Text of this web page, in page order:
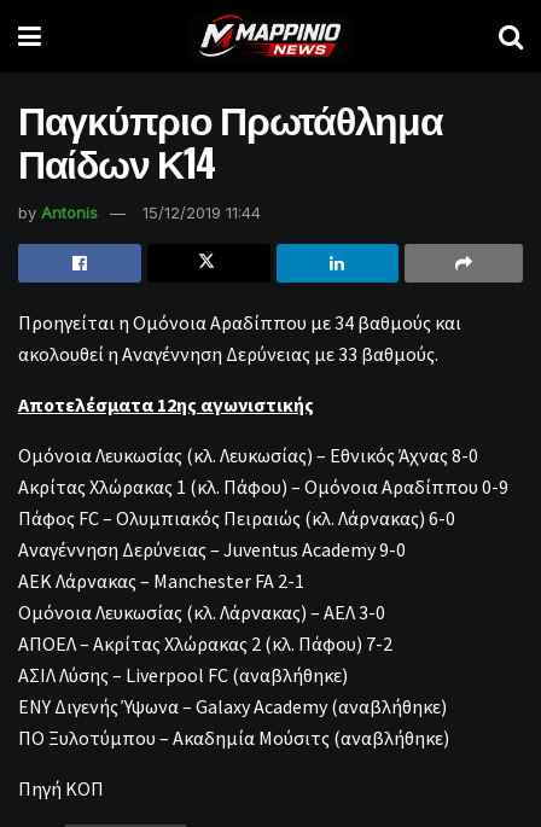
Παγκύπριο Πρωτάθλημα
Παίδων Κ14
by Antonis 15/12/2019 11:44
Προηγείται η Ομόνοια Αραδίππου με 34 βαθμούς και
ακολουθεί η Αναγέννηση Δερύνειας με 33 βαθμούς.
Αποτελέσματα 12ης αγωνιστικής
Ομόνοια Λευκωσίας (κλ. Λευκωσίας) – Εθνικός Άχνας 8-0
Ακρίτας Χλώρακας 1 (κλ. Πάφου) – Ομόνοια Αραδίππου 0-9
Πάφος FC – Ολυμπιακός Πειραιώς (κλ. Λάρνακας) 6-0
Αναγέννηση Δερύνειας – Juventus Academy 9-0
ΑΕΚ Λάρνακας – Manchester FA 2-1
Ομόνοια Λευκωσίας (κλ. Λάρνακας) – ΑΕΛ 3-0
ΑΠΟΕΛ – Ακρίτας Χλώρακας 2 (κλ. Πάφου) 7-2
ΑΣΙΛ Λύσης – Liverpool FC (αναβλήθηκε)
ΕΝΥ Διγενής Ύψωνα – Galaxy Academy (αναβλήθηκε)
ΠΟ Ξυλοτύμπου – Ακαδημία Μούσιτς (αναβλήθηκε)
Πηγή ΚΟΠ